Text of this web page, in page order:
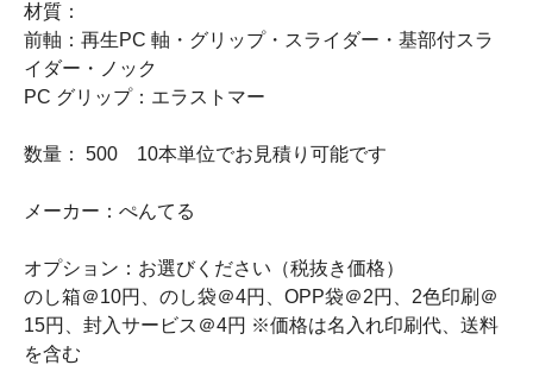
材質：
前軸：再生PC 軸・グリップ・スライダー・基部付スラ
イダー・ノック
PC グリップ：エラストマー
数量： 500 10本単位でお見積り可能です
メーカー：ぺんてる
オプション：お選びください（税抜き価格）
のし箱＠10円、のし袋＠4円、OPP袋＠2円、2色印刷＠
15円、封入サービス＠4円 ※価格は名入れ印刷代、送料
を含む